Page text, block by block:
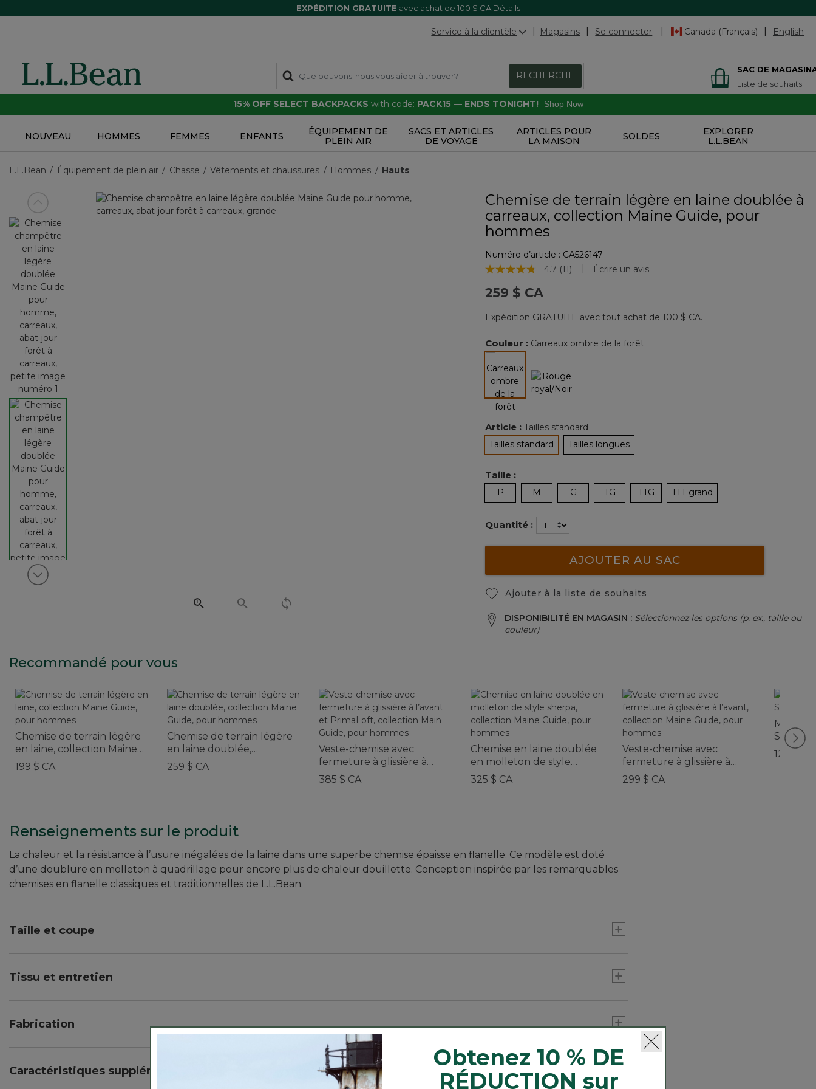
EXPÉDITION GRATUITE avec achat de 100 $ CA Détails
Service à la clientèle Magasins Se connecter Canada (Français) English
RECHERCHE
SAC DE
Liste de souhaits
15% OFF SELECT BACKPACKS with code: PACK15 — ENDS TONIGHT! Shop Now
NOUVEAU HOMMES FEMMES ENFANTS
ÉQUIPEMENT DE
PLEIN AIR
SACS ET ARTICLES
DE VOYAGE
ARTICLES POUR
LA MAISON
SOLDES
EXPLORER
L.L.BEAN
L.L.Bean Équipement de plein air Chasse Vêtements et chaussures Hommes Hauts
Voir article précédent
Voir article suivant
Chemise de terrain légère en laine doublée à
carreaux, collection Maine Guide, pour
hommes
Numéro d’article : CA526147
4,1 sur 5 Évaluation des clients
4.7 Lire
Lien
vers
même
(11) Écrire un avis
259 $ CA
Expédition GRATUITE avec tout achat de 100 $ CA.
Couleur : Carreaux ombre de la forêt
Article : Tailles standard
Tailles standard
sélectionné
Tailles longues
Taille :
P M G TG TTG TTT grand
Quantité :
AJOUTER AU SAC
Ajouter à la liste de souhaits
DISPONIBILITÉ EN MAGASIN : Sélectionnez les options (p. ex., taille ou
couleur)
Recommandé pour vous
Chemise de terrain légère
en laine, collection Maine
Guide, pour hommes
199 $ CA
Chemise de terrain légère
en laine doublée,
collection Maine Guide,
pour hommes
259 $ CA
Veste-chemise avec
fermeture à glissière à
l’avant et PrimaLoft,
collection Main Guide,
385 $ CA
Chemise en laine doublée
en molleton de style
sherpa, collection Maine
Guide, pour hommes
325 $ CA
Veste-chemise avec
fermeture à glissière à
l’avant, collection Maine
Guide, pour hommes
299 $ CA
Men's
Shirt,
129,95 $
Renseignements sur le produit
La chaleur et la résistance à l’usure inégalées de la laine dans une superbe chemise épaisse en flanelle. Ce modèle est doté
d’une doublure en molleton à quadrillage pour encore plus de chaleur douillette. Conception inspirée par les remarquables
chemises en flanelle classiques et traditionnelles de L.L.Bean.
Taille et coupe
Tissu et entretien
Couche extérieure: 60 % laine recyclée/25 % nylon/10 % sergé de laine/5 % polyester.
Fabrication
La laine mérinos est plus douce que la laine standard pour un confort qui dure toute la journée.
Le mélange de laine résistant à l’usure est naturellement antiodeurs et reste chaud même s’il est mouillé.
La doublure en molleton à quadrillage est douce, chaude et résistante à l’usure.
Caractéristiques supplémentaires
Obtenez 10 % DE
RÉDUCTION sur